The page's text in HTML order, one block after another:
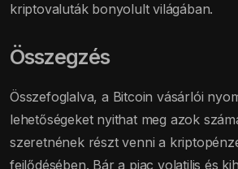
kriptovaluták bonyolult világában.
Összegzés
Összefoglalva, a Bitcoin vásárlói
lehetőségeket nyithat meg azok
szeretnének részt venni a
fejlődésében. Bár a piac volatilis és